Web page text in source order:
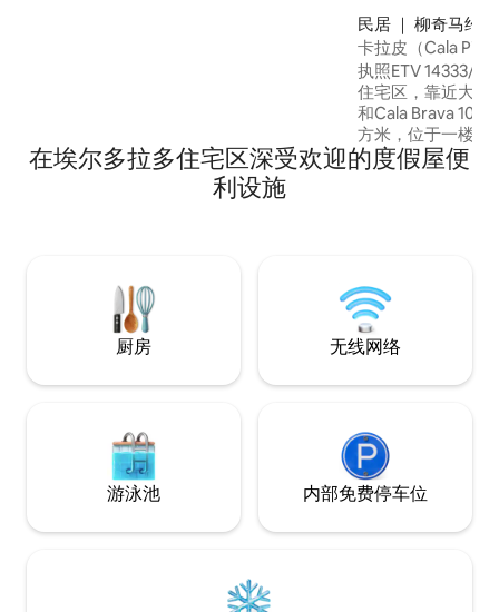
民居 ｜ 柳奇马约尔
卡拉皮（Cala Pi
执照ETV 14333/
住宅区，靠近大海
和Cala Brava 10
方米，位于一楼
美丽厨房、2间卧
封闭式露台 -游泳
在埃尔多拉多住宅区深受欢迎的度假屋便
利设施
厨房 无线网络
游泳池 内部免费停车位